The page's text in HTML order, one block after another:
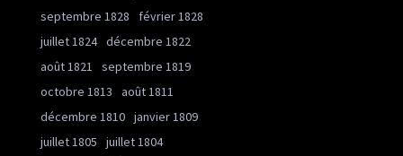
septembre 1828
février 1828
juillet 1824 décembre 1822
août 1821
septembre 1819
octobre 1813
août 1811
décembre 1810 janvier 1809
juillet 1805
juillet 1804